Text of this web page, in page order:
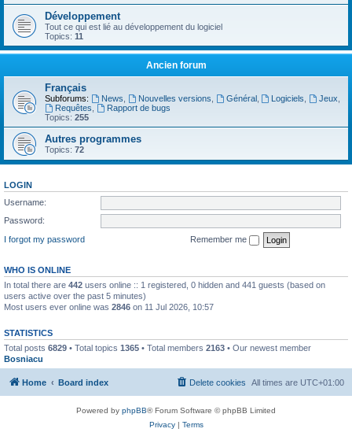
Développement
Tout ce qui est lié au développement du logiciel
Topics: 11
Ancien forum
Français
Subforums: News Nouvelles versions Général, Logiciels Jeux
Requêtes
Rapport de bugs
Topics: 255
Autres programmes
Topics: 72
LOGIN
Username:
Password:
I forgot my password
Remember me
WHO IS ONLINE
In total there are 442 users online :: 1 registered, 0 hidden and 441 guests (based on
users active over the past 5 minutes)
Most users ever online was 2846 on 11 Jul 2026, 10:57
STATISTICS
Total posts 6829 • Total topics 1365 • Total members 2163 • Our newest member
Bosniacu
Home Board index All times are UTC+01:00
Delete cookies
Powered by phpBB® Forum Software © phpBB Limited
Privacy| Terms